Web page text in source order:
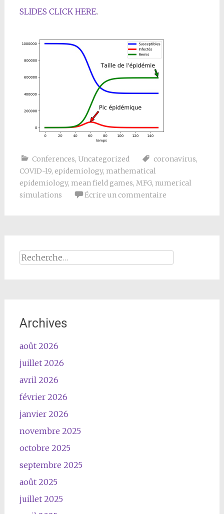
SLIDES CLICK HERE.
Conferences, Uncategorized coronavirus,
COVID-19, epidemiology, mathematical
epidemiology, mean field games, MFG, numerical
simulations
Écrire un commentaire
Rechercher :
Archives
août 2026
juillet 2026
avril 2026
février 2026
janvier 2026
novembre 2025
octobre 2025
septembre 2025
août 2025
juillet 2025